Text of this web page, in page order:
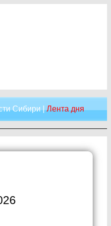
Сибири|Лента дня